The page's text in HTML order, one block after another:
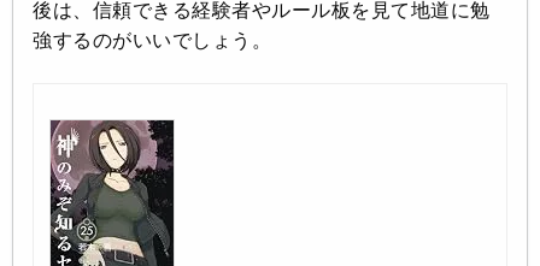
後は、信頼できる経験者やルール板を見て地道に勉
強するのがいいでしょう。